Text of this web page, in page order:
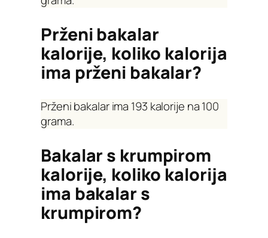
Prženi bakalar
kalorije, koliko kalorija
ima prženi bakalar?
Prženi bakalar ima 193 kalorije na 100
grama.
Bakalar s krumpirom
kalorije, koliko kalorija
ima bakalar s
krumpirom?